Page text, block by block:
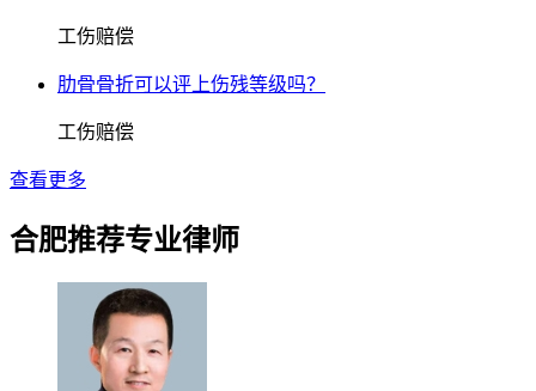
工伤赔偿
肋骨骨折可以评上伤残等级吗？
工伤赔偿
查看更多
合肥推荐专业律师